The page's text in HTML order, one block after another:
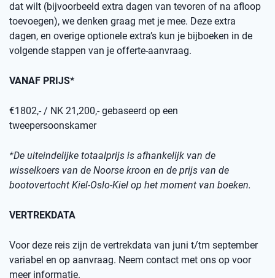
dat wilt (bijvoorbeeld extra dagen van tevoren of na afloop
toevoegen), we denken graag met je mee. Deze extra
dagen, en overige optionele extra’s kun je bijboeken in de
volgende stappen van je offerte-aanvraag.
VANAF PRIJS*
€1802,- / NK 21,200,- gebaseerd op een
tweepersoonskamer
*De uiteindelijke totaalprijs is afhankelijk van de
wisselkoers van de Noorse kroon en de prijs van de
bootovertocht Kiel-Oslo-Kiel op het moment van boeken.
VERTREKDATA
Voor deze reis zijn de vertrekdata van juni t/tm september
variabel en op aanvraag. Neem contact met ons op voor
meer informatie.